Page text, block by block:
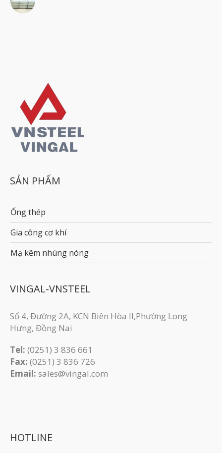
SẢN PHẨM
Ống thép
Gia công cơ khí
Mạ kẽm nhúng nóng
VINGAL-VNSTEEL
Số 4, Đường 2A, KCN Biên Hòa II,Phường Long
Hưng, Đồng Nai
Tel: (0251) 3 836 661
Fax: (0251) 3 83​6 726
Email: sales@vingal.com
HOTLINE